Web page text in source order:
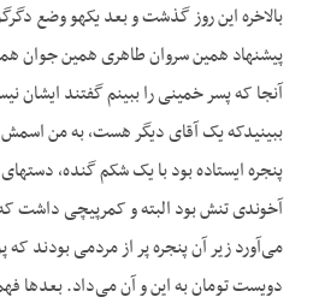
بالاخره این روز گذشت و بعد یکهو وضع
پیشنهاد همین سروان طاهری همین جوان
آنجا که پسر خمینی را ببینم گفتند ایشان
ببینیدکه یک آقای دیگر هست، به من
پنجره ایستاده بود با یک شکم گنده،
آخوندی تنش بود البته و کمرپیچی داشت
می‌آورد زیر آن پنجره پر از مردمی بودند
دویست تومان به این و آن می‌داد. بعدها